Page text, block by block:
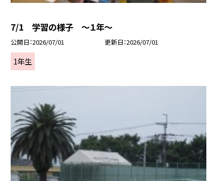
7/1 学習の様子 ～１年～
公開日 2026/07/01 更新日 2026/07/01
1年生